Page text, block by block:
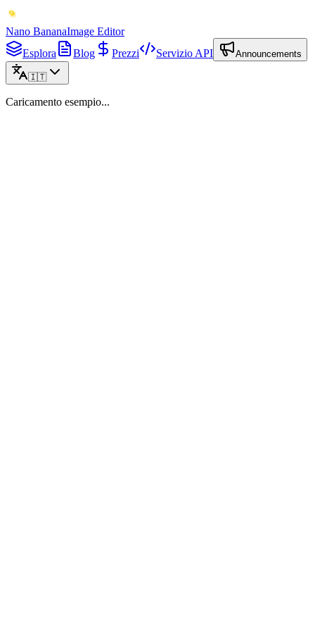
Nano BananaImage Editor
Esplora
Blog Prezzi Servizio API Announcements
🇮🇹
Caricamento esempio...